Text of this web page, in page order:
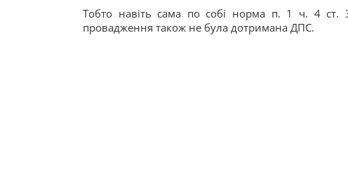
Тобто навіть сама по собі норма п. 1 ч. 4 ст.
провадження також не була дотримана ДПС.